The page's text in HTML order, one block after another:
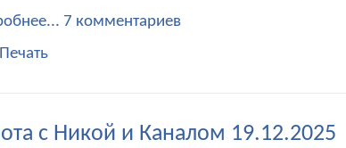
7 комментариев
с Никой и Каналом 19.12.2025